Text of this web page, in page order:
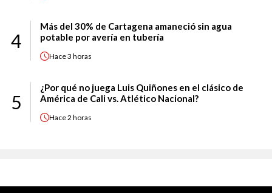
4
Más del 30% de Cartagena amaneció sin agua
potable por avería en tubería
Hace3 horas
5
¿Por qué no juega Luis Quiñones en el clásico de
América de Cali vs. Atlético Nacional?
Hace2 horas